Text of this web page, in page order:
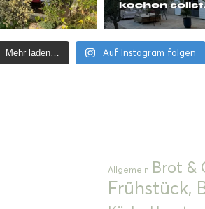
Mehr laden… Auf Instagram folgen
Allgemein Brot &
Frühstück,